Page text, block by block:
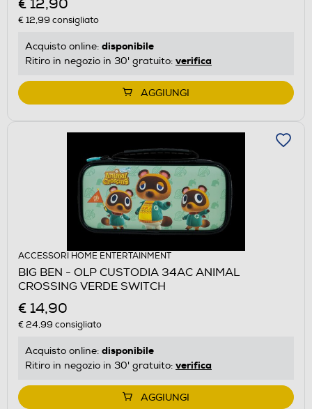
€ 12,90
€ 12,99 consigliato
Acquisto online: disponibile
Ritiro in negozio in 30' gratuito: verifica
AGGIUNGI
ACCESSORI HOME ENTERTAINMENT
BIG BEN - OLP CUSTODIA 34AC ANIMAL
CROSSING VERDE SWITCH
€ 14,90
€ 24,99 consigliato
Acquisto online: disponibile
Ritiro in negozio in 30' gratuito: verifica
AGGIUNGI